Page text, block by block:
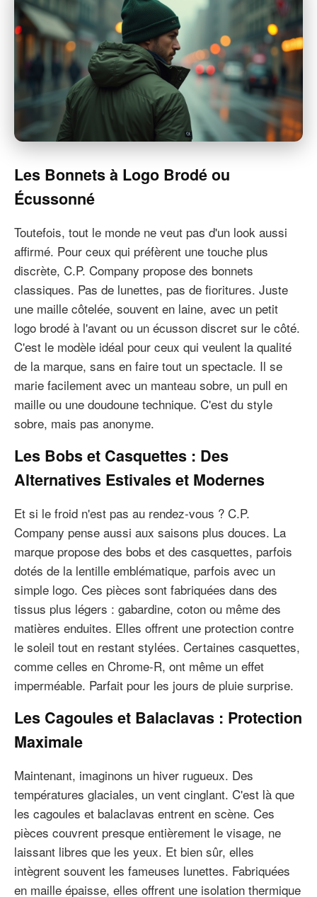
Les Bonnets à Logo Brodé ou
Écussonné
Toutefois, tout le monde ne veut pas d'un look aussi
affirmé. Pour ceux qui préfèrent une touche plus
discrète, C.P. Company propose des bonnets
classiques. Pas de lunettes, pas de fioritures. Juste
une maille côtelée, souvent en laine, avec un petit
logo brodé à l'avant ou un écusson discret sur le côté.
C'est le modèle idéal pour ceux qui veulent la qualité
de la marque, sans en faire tout un spectacle. Il se
marie facilement avec un manteau sobre, un pull en
maille ou une doudoune technique. C'est du style
sobre, mais pas anonyme.
Les Bobs et Casquettes : Des
Alternatives Estivales et Modernes
Et si le froid n'est pas au rendez-vous ? C.P.
Company pense aussi aux saisons plus douces. La
marque propose des bobs et des casquettes, parfois
dotés de la lentille emblématique, parfois avec un
simple logo. Ces pièces sont fabriquées dans des
tissus plus légers : gabardine, coton ou même des
matières enduites. Elles offrent une protection contre
le soleil tout en restant stylées. Certaines casquettes,
comme celles en Chrome-R, ont même un effet
imperméable. Parfait pour les jours de pluie surprise.
Les Cagoules et Balaclavas : Protection
Maximale
Maintenant, imaginons un hiver rugueux. Des
températures glaciales, un vent cinglant. C'est là que
les cagoules et balaclavas entrent en scène. Ces
pièces couvrent presque entièrement le visage, ne
laissant libres que les yeux. Et bien sûr, elles
intègrent souvent les fameuses lunettes. Fabriquées
en maille épaisse, elles offrent une isolation thermique